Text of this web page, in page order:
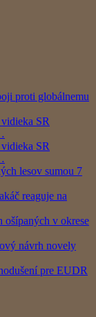
proti globálnemu
SR
SR
lesov sumou 7
reaguje na
v okrese
návrh novely
pre EUDR